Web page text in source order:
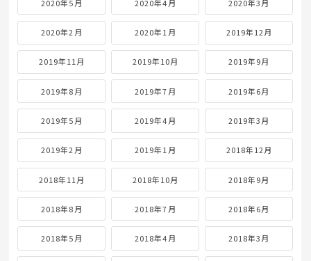
2020年5月 2020年4月 2020年3月
2020年2月 2020年1月 2019年12月
2019年11月 2019年10月 2019年9月
2019年8月 2019年7月 2019年6月
2019年5月 2019年4月 2019年3月
2019年2月 2019年1月 2018年12月
2018年11月 2018年10月 2018年9月
2018年8月 2018年7月 2018年6月
2018年5月 2018年4月 2018年3月